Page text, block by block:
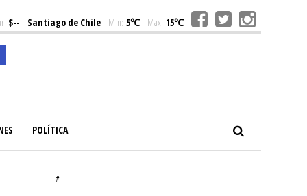
$-- Santiago de Chile Min: 5℃ Max: 15℃
POLÍTICA
#